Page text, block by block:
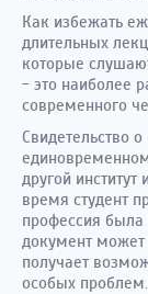
Как избежать
длительных
которые
- это наиболее
современного
Свидетельство
единовременном
другой
время студент
профессия
документ может
получает
особых проблем.